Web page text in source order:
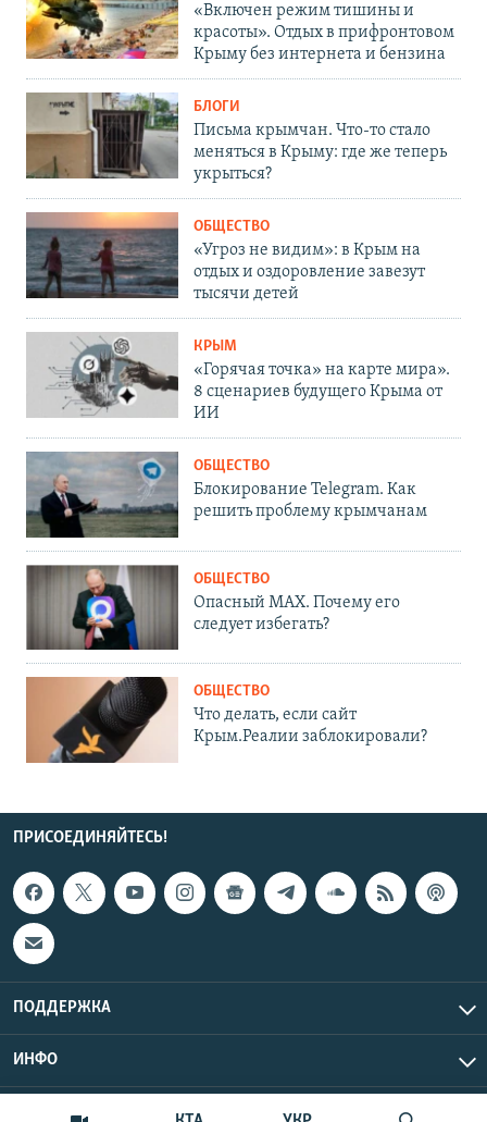
«Включен режим тишины и
красоты». Отдых в прифронтовом
Крыму без интернета и бензина
БЛОГИ
Письма крымчан. Что-то стало
меняться в Крыму: где же теперь
укрыться?
ОБЩЕСТВО
«Угроз не видим»: в Крым на
отдых и оздоровление завезут
тысячи детей
КРЫМ
«Горячая точка» на карте мира».
8 сценариев будущего Крыма от
ИИ
ОБЩЕСТВО
Блокирование Telegram. Как
решить проблему крымчанам
ОБЩЕСТВО
Опасный MAX. Почему его
следует избегать?
ОБЩЕСТВО
Что делать, если сайт
Крым.Реалии заблокировали?
ПРИСОЕДИНЯЙТЕСЬ!
ПОДДЕРЖКА
ИНФО
Copyright Крым.Реалии, 2026 | Все права защищены.
UTC+3